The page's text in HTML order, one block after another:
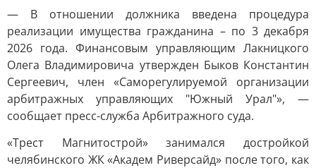
— В отношении должника введена процедура
реализации имущества гражданина – по 3 декабря
2026 года. Финансовым управляющим Лакницкого
Олега Владимировича утвержден Быков Константин
Сергеевич, член «Саморегулируемой организации
арбитражных управляющих "Южный Урал"», —
сообщает пресс-служба Арбитражного суда.
«Трест Магнитострой» занимался достройкой
челябинского ЖК «Академ Риверсайд» после того, как